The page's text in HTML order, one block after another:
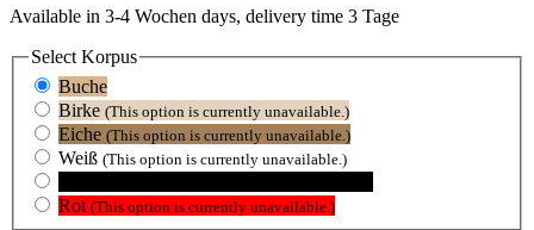
Available in 3-4 Wochen days, delivery time 3 Tage
Select Korpus
Buche
Birke (This option is currently unavailable.)
Eiche (This option is currently unavailable.)
Weiß (This option is currently unavailable.)
Rot (This option is currently unavailable.)